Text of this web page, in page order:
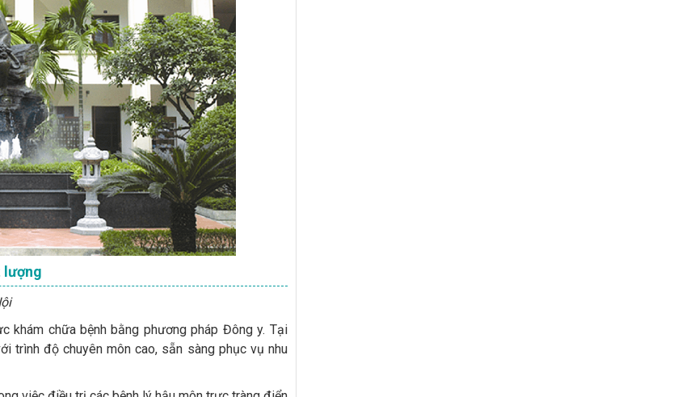
lượng
chữa bệnh bằng phương pháp Đông y. Tại
trình độ chuyên môn cao, sẵn sàng phục vụ nhu